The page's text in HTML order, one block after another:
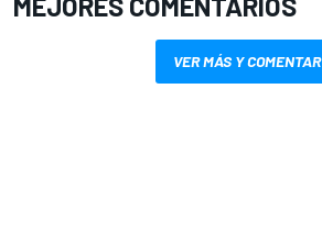
MEJORES COMENTARIOS
VER MÁS Y COMENTAR